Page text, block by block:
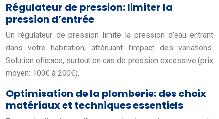
Régulateur de pression: limiter la
pression d’entrée
Un régulateur de pression limite la pression d’eau entrant
dans votre habitation, atténuant l’impact des variations.
Solution efficace, surtout en cas de pression excessive (prix
moyen: 100€ à 200€).
Optimisation de la plomberie: des choix
matériaux et techniques essentiels